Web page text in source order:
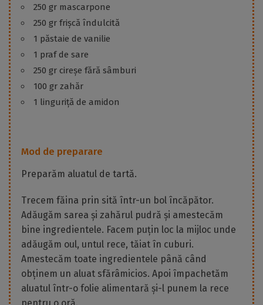
250 gr mascarpone
250 gr frișcă îndulcită
1 păstaie de vanilie
1 praf de sare
250 gr cireșe fără sâmburi
100 gr zahăr
1 linguriță de amidon
Mod de preparare
Preparăm aluatul de tartă.
Trecem făina prin sită într-un bol încăpător.
Adăugăm sarea și zahărul pudră și amestecăm
bine ingredientele. Facem puțin loc la mijloc unde
adăugăm oul, untul rece, tăiat în cuburi.
Amestecăm toate ingredientele până când
obținem un aluat sfărâmicios. Apoi împachetăm
aluatul într-o folie alimentară și-l punem la rece